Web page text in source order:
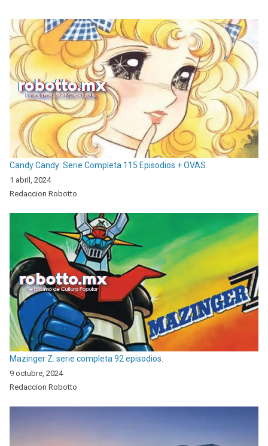
Candy Candy: Serie Completa 115 Episodios + OVAS
1 abril, 2024
Redaccion Robotto
Mazinger Z: serie completa 92 episodios.
9 octubre, 2024
Redaccion Robotto